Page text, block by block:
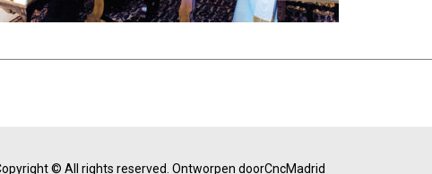
© All rights reserved. Ontworpen doorCncMadrid